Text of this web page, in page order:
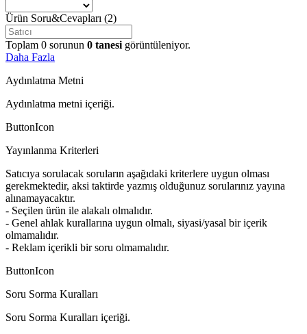
Ürün Soru&Cevapları (2)
Toplam 0 sorunun 0 tanesi görüntüleniyor.
Daha Fazla
Aydınlatma Metni
Aydınlatma metni içeriği.
ButtonIcon
Yayınlanma Kriterleri
Satıcıya sorulacak soruların aşağıdaki kriterlere uygun olması
gerekmektedir, aksi taktirde yazmış olduğunuz sorularınız yayına
alınamayacaktır.
- Seçilen ürün ile alakalı olmalıdır.
- Genel ahlak kurallarına uygun olmalı, siyasi/yasal bir içerik
olmamalıdır.
- Reklam içerikli bir soru olmamalıdır.
ButtonIcon
Soru Sorma Kuralları
Soru Sorma Kuralları içeriği.